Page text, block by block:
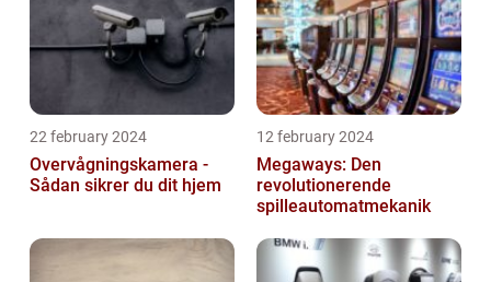
22 february 2024
Overvågningskamera -
Sådan sikrer du dit hjem
12 february 2024
Megaways: Den
revolutionerende
spilleautomatmekanik